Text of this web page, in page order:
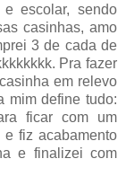
escolar, sendo
casinhas, amo
3 de cada de
Pra fazer
em relevo
mim define tudo:
ficar com um
fiz acabamento
e finalizei com